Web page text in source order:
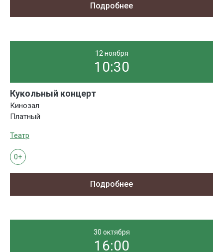
Подробнее
12 ноября
10:30
Кукольный концерт
Кинозал
Платный
Театр
0+
Подробнее
30 октября
16:00